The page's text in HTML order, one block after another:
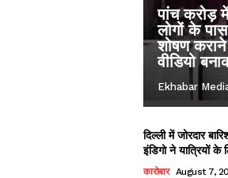
पांच करोड़
लोगों के
शोषण
वीडियो
Ekhabar
दिल्ली में जोरदार
इंडिगो ने यात्रियों के
कारोबार August 7,